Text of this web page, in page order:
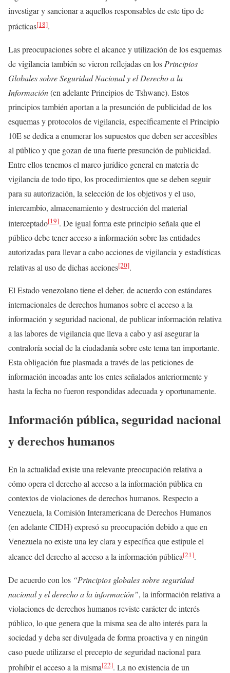
investigar y sancionar a aquellos responsables de este tipo de
prácticas[18].
Las preocupaciones sobre el alcance y utilización de los esquemas
de vigilancia también se vieron reflejadas en los Principios
Globales sobre Seguridad Nacional y el Derecho a la
Información(en adelante Principios de Tshwane). Estos
principios también aportan a la presunción de publicidad de los
esquemas y protocolos de vigilancia, específicamente el Principio
10E se dedica a enumerar los supuestos que deben ser accesibles
al público y que gozan de una fuerte presunción de publicidad.
Entre ellos tenemos el marco jurídico general en materia de
vigilancia de todo tipo, los procedimientos que se deben seguir
para su autorización, la selección de los objetivos y el uso,
intercambio, almacenamiento y destrucción del material
interceptado[19]. De igual forma este principio señala que el
público debe tener acceso a información sobre las entidades
autorizadas para llevar a cabo acciones de vigilancia y estadísticas
relativas al uso de dichas acciones[20].
El Estado venezolano tiene el deber, de acuerdo con estándares
internacionales de derechos humanos sobre el acceso a la
información y seguridad nacional, de publicar información relativa
a las labores de vigilancia que lleva a cabo y así asegurar la
contraloría social de la ciudadanía sobre este tema tan importante.
Esta obligación fue plasmada a través de las peticiones de
información incoadas ante los entes señalados anteriormente y
hasta la fecha no fueron respondidas adecuada y oportunamente.
Información pública, seguridad nacional
y derechos humanos
En la actualidad existe una relevante preocupación relativa a
cómo opera el derecho al acceso a la información pública en
contextos de violaciones de derechos humanos. Respecto a
Venezuela, la Comisión Interamericana de Derechos Humanos
(en adelante CIDH) expresó su preocupación debido a que en
Venezuela no existe una ley clara y específica que estipule el
alcance del derecho al acceso a la información pública[21].
De acuerdo con los “Principios globales sobre seguridad
nacional y el derecho a la información”, la información relativa a
violaciones de derechos humanos reviste carácter de interés
público, lo que genera que la misma sea de alto interés para la
sociedad y deba ser divulgada de forma proactiva y en ningún
caso puede utilizarse el precepto de seguridad nacional para
prohibir el acceso a la misma[22]. La no existencia de un